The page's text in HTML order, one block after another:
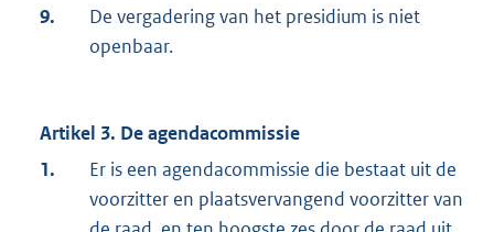
9.
De vergadering van het presidium is niet
openbaar.
Artikel 3. De agendacommissie
1.
Er is een agendacommissie die bestaat uit de
voorzitter en plaatsvervangend voorzitter van